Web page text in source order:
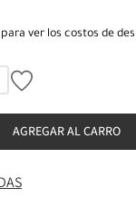
ver los costos de
AGREGAR AL CARRO